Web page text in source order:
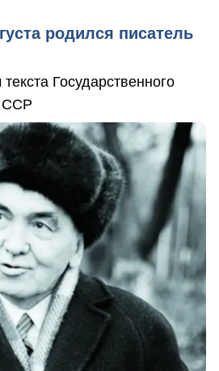
родился писатель
Государственного
ССР